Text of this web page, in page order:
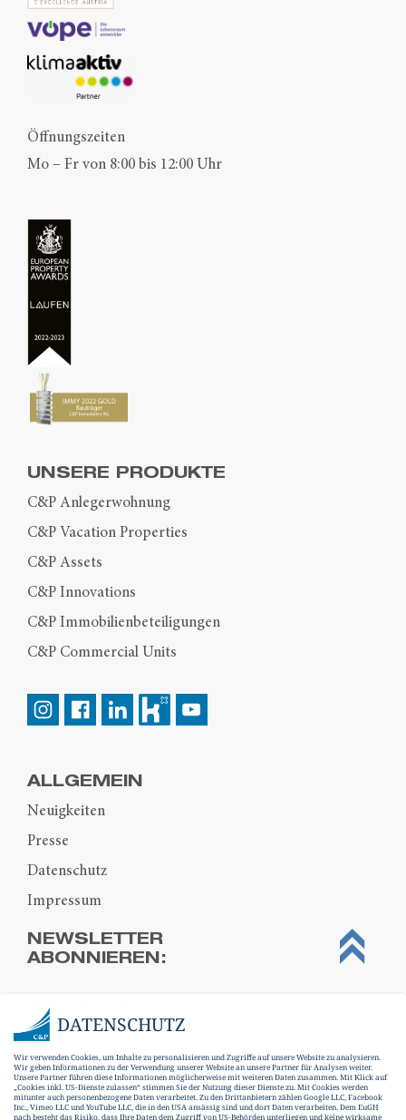
Öffnungszeiten
Mo – Fr von 8:00 bis 12:00 Uhr
UNSERE PRODUKTE
C&P Anlegerwohnung
C&P Vacation Properties
C&P Assets
C&P Innovations
C&P Immobilienbeteiligungen
C&P Commercial Units
ALLGEMEIN
Neuigkeiten
Presse
Datenschutz
Impressum
NEWSLETTER
ABONNIEREN:
DATENSCHUTZ
Wir verwenden Cookies, um Inhalte zu personalisieren und Zugriffe auf unsere Website zu analysieren.
Wir geben Informationen zu der Verwendung unserer Website an unsere Partner für Analysen weiter.
Unsere Partner führen diese Informationen möglicherweise mit weiteren Daten zusammen. Mit Klick auf
„Cookies inkl. US-Dienste zulassen“ stimmen Sie der Nutzung dieser Dienste zu. Mit Cookies werden
mitunter auch personenbezogene Daten verarbeitet. Zu den Drittanbietern zählen Google LLC, Facebook
Inc., Vimeo LLC und YouTube LLC, die in den USA ansässig sind und dort Daten verarbeiten. Dem EuGH
nach besteht das Risiko, dass Ihre Daten dem Zugriff von US-Behörden unterliegen und keine wirksame